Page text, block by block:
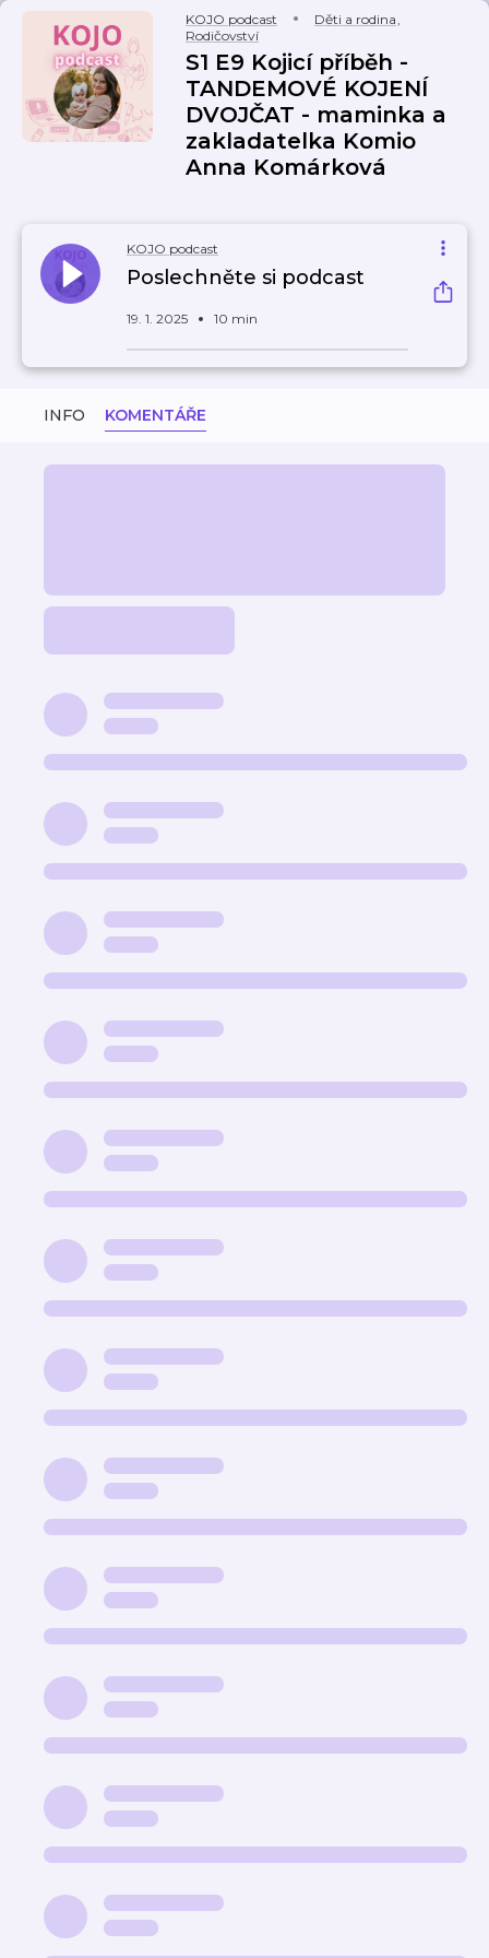
KOJO podcast Děti a rodina,
Rodičovství
S1 E9 Kojicí příběh -
TANDEMOVÉ KOJENÍ
DVOJČAT - maminka a
zakladatelka Komio
Anna Komárková
KOJO podcast
Poslechněte si podcast
19. 1. 2025 10 min
INFO KOMENTÁŘE